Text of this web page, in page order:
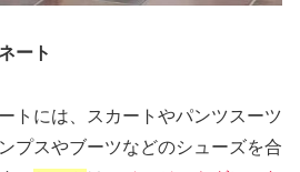
ート
トには、スカートやパンツスーツ
プスやブーツなどのシューズを合